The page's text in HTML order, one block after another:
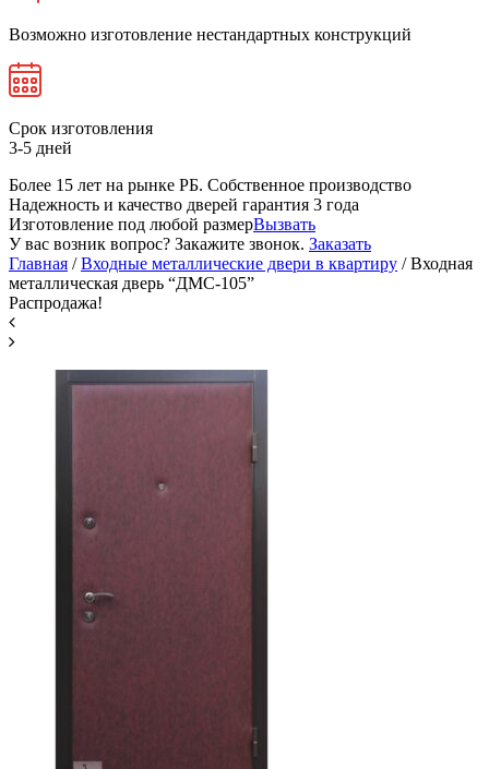
Возможно изготовление нестандартных конструкций
Срок изготовления
3-5 дней
Более 15 лет на рынке РБ. Cобственное производство
Надежность и качество дверей гарантия 3 года
Изготовление под любой размерВызвать
У вас возник вопрос? Закажите звонок. Заказать
Главная /Входные металлические двери в квартиру / Входная
металлическая дверь “ДМС-105”
Распродажа!